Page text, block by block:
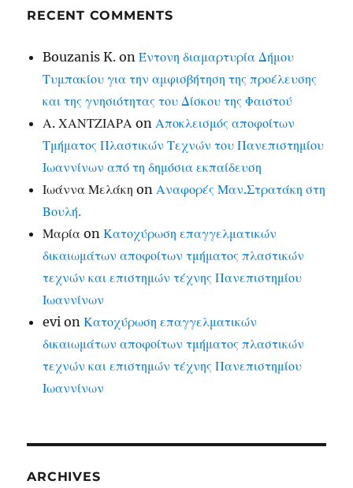
RECENT COMMENTS
Bouzanis K. onΈντονη διαμαρτυρία Δήμου
Τυμπακίου για την αμφισβήτηση της προέλευσης
και της γνησιότητας του Δίσκου της Φαιστού
Α. ΧΑΝΤΖΙΑΡΑ onΑποκλεισμός αποφοίτων
Τμήματος Πλαστικών Τεχνών του Πανεπιστημίου
Ιωαννίνων από τη δημόσια εκπαίδευση
Ιωάννα Μελάκη onΑναφορές Μαν.Στρατάκη στη
Βουλή.
Μαρία onΚατοχύρωση επαγγελματικών
δικαιωμάτων αποφοίτων τμήματος πλαστικών
τεχνών και επιστημών τέχνης Πανεπιστημίου
Ιωαννίνων
evi onΚατοχύρωση επαγγελματικών
δικαιωμάτων αποφοίτων τμήματος πλαστικών
τεχνών και επιστημών τέχνης Πανεπιστημίου
Ιωαννίνων
ARCHIVES